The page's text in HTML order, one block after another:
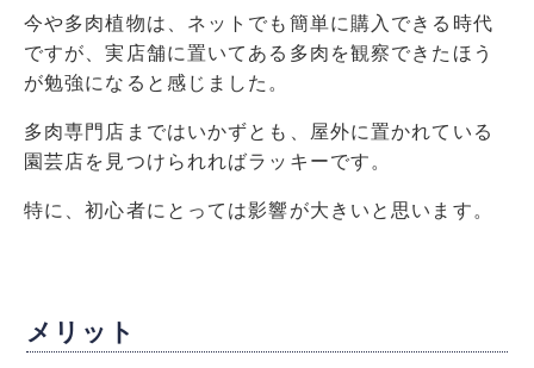
今や多肉植物は、ネットでも簡単に購入できる時代
ですが、実店舗に置いてある多肉を観察できたほう
が勉強になると感じました。
多肉専門店まではいかずとも、屋外に置かれている
園芸店を見つけられればラッキーです。
特に、初心者にとっては影響が大きいと思います。
メリット